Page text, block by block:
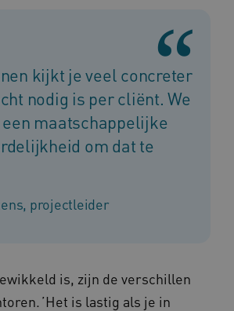
kijkt je veel concreter
nodig is per cliënt. We
maatschappelijke
om dat te
projectleider
is, zijn de verschillen
’Het is lastig als je in
.kennispleingehandicaptensector.nl
.kennispleingehandicaptensector.nl
www.kennispleingehandicaptensector.nl
.youtube.com